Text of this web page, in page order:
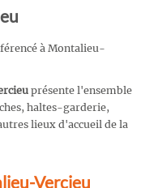
à Montalieu-
présente l'ensemble
haltes-garderie,
lieux d'accueil de la
Vercieu